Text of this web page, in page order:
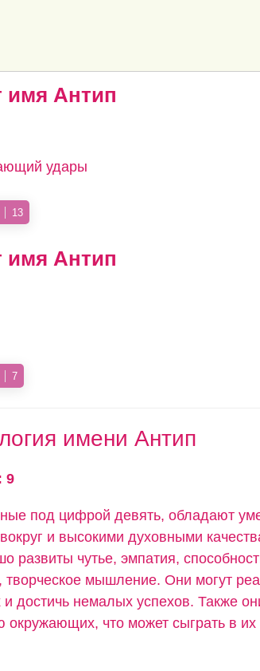
имя Антип
удары
13
имя Антип
7
имени Антип
9
под цифрой девять, обладают
и высокими духовными
развиты чутье, эмпатия,
творческое мышление. Они могут
достичь немалых успехов. Также
что может сыграть в их